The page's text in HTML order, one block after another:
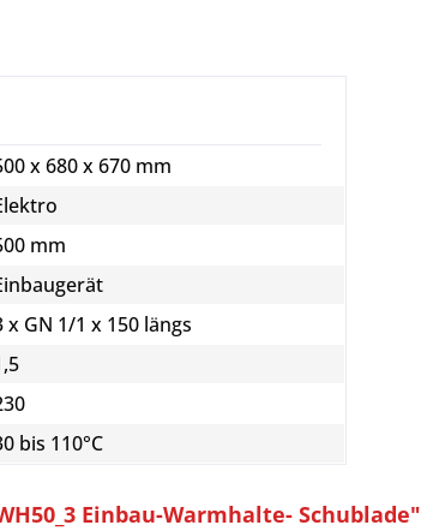
x 680 x 670 mm
mm
x GN 1/1 x 150 längs
bis 110°C
Einbau-Warmhalte- Schublade"